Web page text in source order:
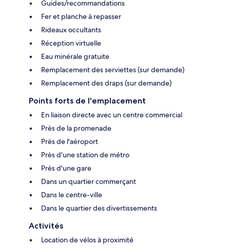
Guides/recommandations
Fer et planche à repasser
Rideaux occultants
Réception virtuelle
Eau minérale gratuite
Remplacement des serviettes (sur demande)
Remplacement des draps (sur demande)
Points forts de l'emplacement
En liaison directe avec un centre commercial
Près de la promenade
Près de l'aéroport
Près d'une station de métro
Près d'une gare
Dans un quartier commerçant
Dans le centre-ville
Dans le quartier des divertissements
Activités
Location de vélos à proximité